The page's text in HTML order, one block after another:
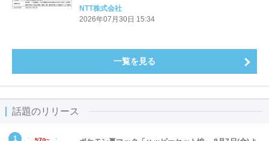
NTT株式会社
2026年07月30日 15:34
一覧を見る
話題のリリース